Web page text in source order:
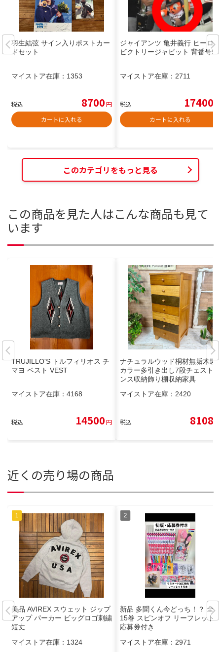
羽生結弦 サイン入りポストカー
ドセット
マイストア在庫： 1353
税込 8700円
カートに入れる
ジャイアンツ 亀井義行 ヒーロー
ビクトリージャビット 背番号9
マイストア在庫： 2711
税込 17400
カートに入れる
このカテゴリをもっと見る
この商品を見た人はこんな商品も見て
います
TRUJILLO'S トルフィリオス チ
マヨ ベスト VEST
マイストア在庫： 4168
税込 14500円
ナチュラルウッド桐材無垢木製
カラー多引き出し7段チェストタ
ンス収納飾り棚収納家具
マイストア在庫： 2420
税込 8108
近くの売り場の商品
美品 AVIREX スウェット ジップ
アップ パーカー ビッグロゴ刺繍
短丈
マイストア在庫： 1324
新品 多聞くん今どっち！？ 全巻
15巻 スピンオフ リーフレット
応募券付き
マイストア在庫： 2971